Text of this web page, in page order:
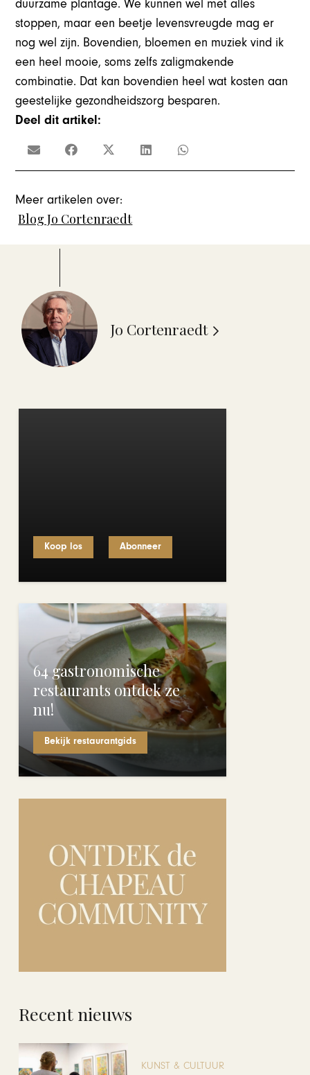
duurzame plantage. We kunnen wel met alles
stoppen, maar een beetje levensvreugde mag er
nog wel zijn. Bovendien, bloemen en muziek vind ik
een heel mooie, soms zelfs zaligmakende
combinatie. Dat kan bovendien heel wat kosten aan
geestelijke gezondheidszorg besparen.
Deel dit artikel:
Meer artikelen over:
Blog Jo Cortenraedt
Jo Cortenraedt
Koop los Abonneer
64 gastronomische
restaurants ontdek ze
nu!
Bekijk restaurantgids
Recent nieuws
KUNST & CULTUUR